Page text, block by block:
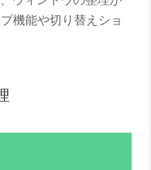
機能や切り替えショ